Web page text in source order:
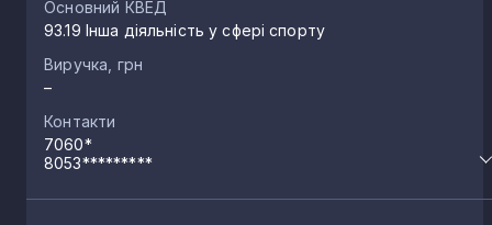
Основний КВЕД
93.19 Інша діяльність у сфері спорту
Виручка, грн
–
Контакти
7060*
8053*********